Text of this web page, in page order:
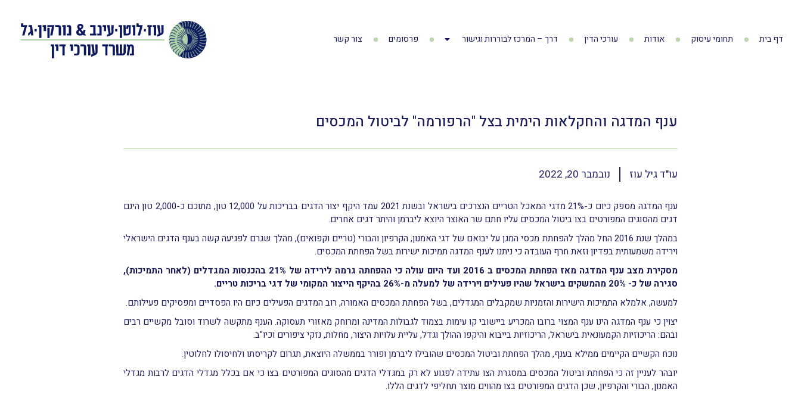
דף בית תחומי עיסוק אודות עורכי הדין דרך – המרכז לבוררות וגישור פרסומים צור קשר
ענף המדגה והחקלאות הימית בצל "הרפורמה" לביטול המכסים
עו"ד גיל עוז נובמבר 20, 2022
ענף המדגה מספק כיום כ-21% מדגי המאכל הטריים הנצרכים בישראל ובשנת 2021 עמד היקף יצור הדגים בבריכות על 12,000 טון, מתוכם כ-2,000 טון הינם
דגים מהסוגים המפורטים בצו ביטול המכסים עליו חתם שר האוצר היוצא ליברמן והיתר דגים אחרים.
במהלך שנת 2016 החל מהלך להפחתת מכסי המגן על יבואם של דגי האמנון, הקרפיון והבורי (טריים וקפואים), מהלך שגרם לפגיעה קשה בענף הדגים הישראלי
וירידה משמעותית בפדיון וזאת חרף העובדה כי ניתנו לענף המדגה תמיכות ישירות בשל הפחתת המכסים.
מסקירת מצב ענף המדגה מאז הפחתת המכסים ב 2016 ועד היום עולה כי ההפחתה גרמה לירידה של 21% בהכנסות המגדלים (לאחר התמיכות),
סגירה של כ- 20% מהמשקים בישראל שהיו פעילים וירידה של למעלה מ-26% בהיקף הייצור המקומי של דגי בריכות טריים.
למעשה, אלמלא התמיכות הישירות והזמניות שמקבלים המגדלים, בשל הפחתת המכסים האמורה, רוב המדגים הפעילים כיום היו הפסדיים ומפסיקים פעילותם.
יצוין כי ענף המדגה הינו ענף המצוי ברובו המכריע ביישובי קו עימות בצמוד לגבולות המדינה ומרוחק מאזורי תעסוקה. הענף מתקשה לשרוד וסובל מקשיים רבים
ובהם: הריכוזיות הקמעונאית בישראל, הריכוזיות בייבוא והיקפו ההולך וגדל, עליית עלויות היצור, מחלות, נזקי ציפורים וכיו"ב.
נוכח הקשיים הקיימים ממילא בענף, מהלך הפחתת וביטול המכסים שהובילו ליברמן ופורר בממשלה היוצאת, תגרום לקריסתו ולחיסולו לחלוטין.
יובהר לעניין זה כי הפחתת וביטול המכסים במסגרת הצו עתידה לפגוע לא רק במגדלי הדגים מהסוגים המפורטים בצו כי אם בכלל מגדלי הדגים לרבות מגדלי
האמנון, הבורי והקרפיון, שכן הדגים המפורטים בצו מהווים מוצר תחליפי לדגים הללו.